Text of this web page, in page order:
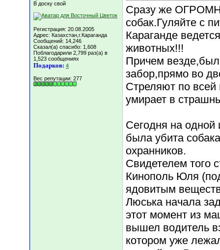
В доску свой
Регистрация: 20.08.2005
Адрес: Казахстан,г.Караганда
Сообщений: 14,246
Сказал(а) спасибо: 1,608
Поблагодарили 2,799 раз(а) в
1,523 сообщениях
Подарков: 4
Вес репутации: 277
Сразу же
собак.Гуляйте с
Караганде
животных!!!
Причем
забор,прямо во
Стреляют по всей
умирает в
Сегодня на одной
была убита
охранников.
Свидетелем того
Кинополь Юля
ядовитым
Люська начала
этот момент из
вышел водитель
котором уже